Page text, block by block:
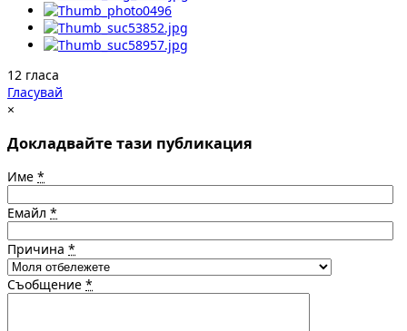
12 гласа
Гласувай
×
Докладвайте тази публикация
Име *
Емайл *
Причина *
Съобщение *